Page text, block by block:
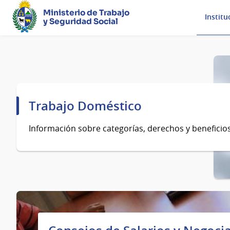
Ministerio de Trabajo
y Seguridad Social
principal
Trabajo Doméstico
Información sobre categorías, derechos y